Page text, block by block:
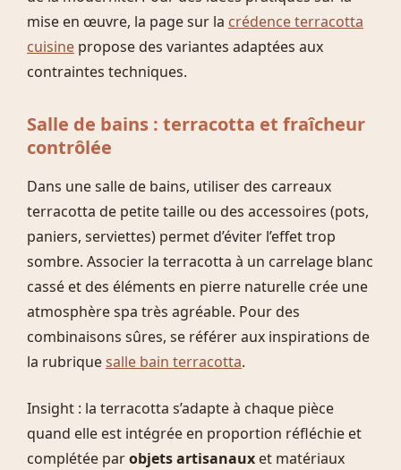
mise en œuvre, la page sur la crédence terracotta
cuisine propose des variantes adaptées aux
contraintes techniques.
Salle de bains : terracotta et fraîcheur
contrôlée
Dans une salle de bains, utiliser des carreaux
terracotta de petite taille ou des accessoires (pots,
paniers, serviettes) permet d’éviter l’effet trop
sombre. Associer la terracotta à un carrelage blanc
cassé et des éléments en pierre naturelle crée une
atmosphère spa très agréable. Pour des
combinaisons sûres, se référer aux inspirations de
la rubriquesalle bain terracotta.
Insight : la terracotta s’adapte à chaque pièce
quand elle est intégrée en proportion réfléchie et
complétée parobjets artisanaux et matériaux